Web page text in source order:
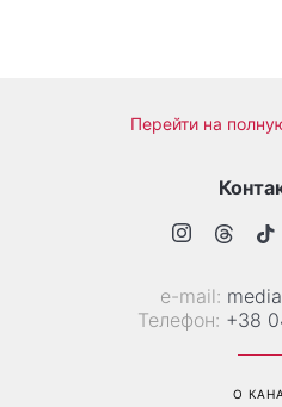
проблемах со здоровьем